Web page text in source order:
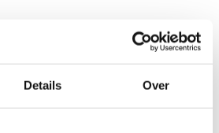
Details Over